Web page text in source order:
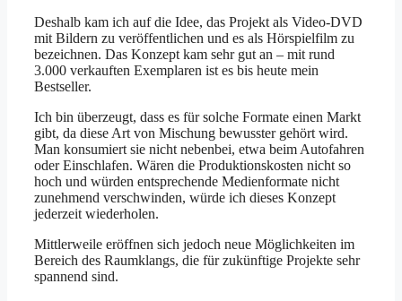
Deshalb kam ich auf die Idee, das Projekt als Video-DVD
mit Bildern zu veröffentlichen und es als Hörspielfilm zu
bezeichnen. Das Konzept kam sehr gut an – mit rund
3.000 verkauften Exemplaren ist es bis heute mein
Bestseller.
Ich bin überzeugt, dass es für solche Formate einen Markt
gibt, da diese Art von Mischung bewusster gehört wird.
Man konsumiert sie nicht nebenbei, etwa beim Autofahren
oder Einschlafen. Wären die Produktionskosten nicht so
hoch und würden entsprechende Medienformate nicht
zunehmend verschwinden, würde ich dieses Konzept
jederzeit wiederholen.
Mittlerweile eröffnen sich jedoch neue Möglichkeiten im
Bereich des Raumklangs, die für zukünftige Projekte sehr
spannend sind.